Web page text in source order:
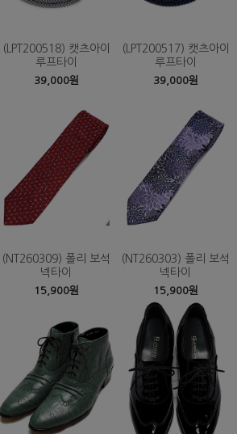
(LPT200518) 캣츠아이
루프타이
39,000원
(LPT200517) 캣츠아이
루프타이
39,000원
(NT260309) 폴리 보석
넥타이
15,900원
(NT260303) 폴리 보석
넥타이
15,900원